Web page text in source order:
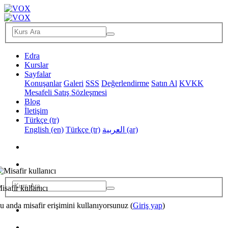
Edra
Kurslar
Sayfalar
Konuşanlar Galeri SSS Değerlendirme Satın Al KVKK
Mesafeli Satış Sözleşmesi
Blog
İletişim
Türkçe ‎(tr)‎
English ‎(en)‎ Türkçe ‎(tr)‎ العربية ‎(ar)‎
kullanıcı
anda misafir erişimini kullanıyorsunuz (Giriş yap)